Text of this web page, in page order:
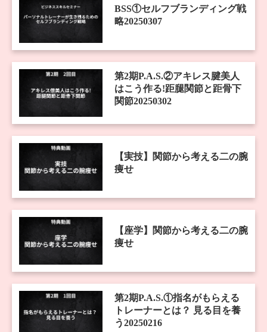
BSS①セルフブランディング戦
略20250307
第2期P.A.S.②アキレス腱美人
はこう作る!距腿関節と距骨下
関節20250302
【実技】関節から考える二の腕
痩せ
【座学】関節から考える二の腕
痩せ
第2期P.A.S.①指名がもらえる
トレーナーとは？ 見る目を養
う20250216